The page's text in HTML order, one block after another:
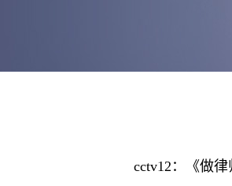
cctv12：《做